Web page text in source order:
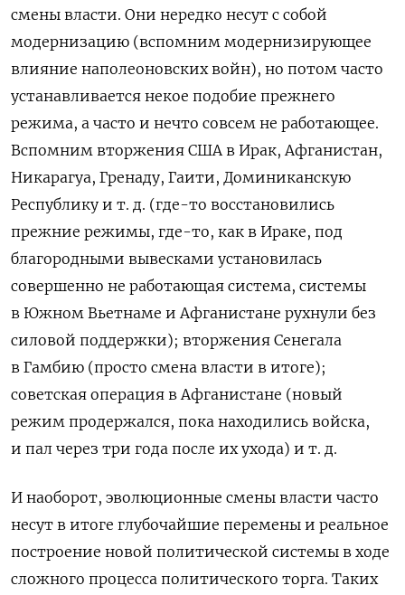
смены власти. Они нередко несут с собой
модернизацию (вспомним модернизирующее
влияние наполеоновских войн), но потом часто
устанавливается некое подобие прежнего
режима, а часто и нечто совсем не работающее.
Вспомним вторжения США в Ирак, Афганистан,
Никарагуа, Гренаду, Гаити, Доминиканскую
Республику и т. д. (где-то восстановились
прежние режимы, где-то, как в Ираке, под
благородными вывесками установилась
совершенно не работающая система, системы
в Южном Вьетнаме и Афганистане рухнули без
силовой поддержки); вторжения Сенегала
в Гамбию (просто смена власти в итоге);
советская операция в Афганистане (новый
режим продержался, пока находились войска,
и пал через три года после их ухода) и т. д.
И наоборот, эволюционные смены власти часто
несут в итоге глубочайшие перемены и реальное
построение новой политической системы в ходе
сложного процесса политического торга. Таких